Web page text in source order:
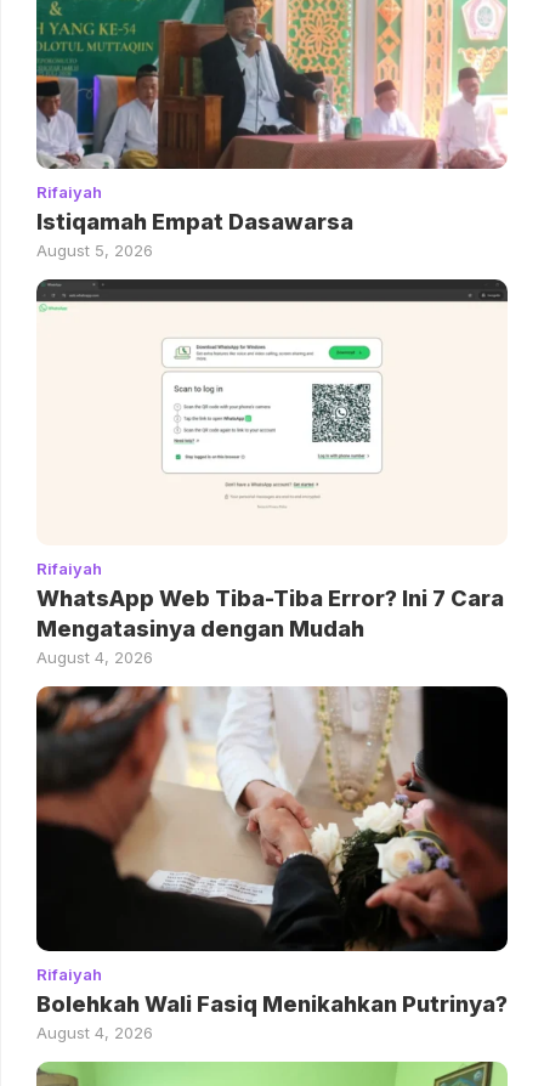
Rifaiyah
Istiqamah Empat Dasawarsa
August 5, 2026
Rifaiyah
WhatsApp Web Tiba-Tiba Error? Ini 7 Cara
Mengatasinya dengan Mudah
August 4, 2026
Rifaiyah
Bolehkah Wali Fasiq Menikahkan Putrinya?
August 4, 2026